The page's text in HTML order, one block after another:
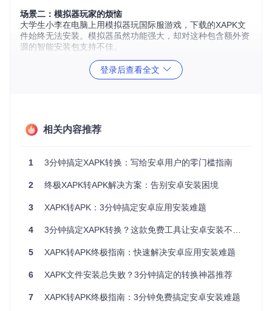
场景二：模拟器玩家的烦恼
大学生小李在电脑上用模拟器玩国际服游戏，下载的XAPK文
件始终无法安装。模拟器虽然功能强大，却对这种包含额外资
源的智能安装包支持不佳。
场景三：企业设备的限制
某公司IT管理员王工需要为数十台工作手机部署定制应用，却
包，虽然能优化不同设备的安装体验，但也带来了兼容性挑
二、工具价值：为什么选择这款XAPK转换工
具？
面对XAPK安装难题，xapk-to-apk工具提供了一个轻量级解决
智能资源整合：自动处理多语言包和分辨率资源
内置签名系统 ：转换完成即生成可直接安装的签名APK
安装Android SDK或其他开发工具，普通用户也能轻松上手。
登录后查看全文
相关内容推荐
1 3分钟搞定XAPK转换：写给安卓用户的零门槛指南
2 终极XAPK转APK解决方案：告别安卓安装困境
3 XAPK转APK：3分钟搞定安卓应用安装难题
4 3分钟搞定XAPK转换？这款免费工具让安卓安装不再头疼！
5 XAPK转APK终极指南：快速解决安卓应用安装难题
6 XAPK文件安装总失败？3分钟搞定的转换神器推荐
7 XAPK转APK终极指南：3分钟免费搞定安卓安装难题